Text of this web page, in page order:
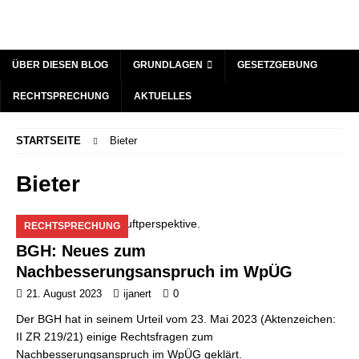
ÜBER DIESEN BLOG GRUNDLAGEN GESETZGEBUNG
RECHTSPRECHUNG AKTUELLES
STARTSEITE Bieter
Bieter
RECHTSPRECHUNG
BGH: Neues zum
Nachbesserungsanspruch im WpÜG
21. August 2023 ijanert 0
Der BGH hat in seinem Urteil vom 23. Mai 2023 (Aktenzeichen:
II ZR 219/21) einige Rechtsfragen zum
Nachbesserungsanspruch im WpÜG geklärt.